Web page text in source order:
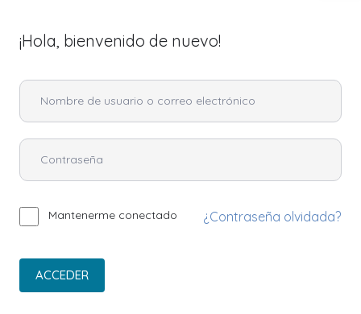
¡Hola, bienvenido de nuevo!
Mantenerme conectado ¿Contraseña olvidada?
ACCEDER